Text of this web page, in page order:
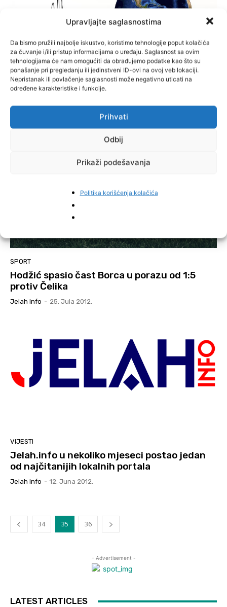
Upravljajte saglasnostima
Da bismo pružili najbolje iskustvo, koristimo tehnologije poput kolačića
za čuvanje i/ili pristup informacijama o uređaju. Saglasnost sa ovim
tehnologijama će nam omogućiti da obrađujemo podatke kao što su
ponašanje pri pregledanju ili jedinstveni ID-ovi na ovoj veb lokaciji.
Nepristanak ili povlačenje saglasnosti može negativno uticati na
određene karakteristike i funkcije.
Prihvati
Odbij
Prikaži podešavanja
Politika korišćenja kolačića
VIJESTI
Jelah i okolicu pogodio zemljotres
SPORT
Hodžić spasio čast Borca u porazu od 1:5
protiv Čelika
Jelah Info - 25. Jula 2012.
VIJESTI
Jelah.info u nekoliko mjeseci postao jedan
od najčitanijih lokalnih portala
Jelah Info - 12. Juna 2012.
34 35 36
- Advertisement -
LATEST ARTICLES